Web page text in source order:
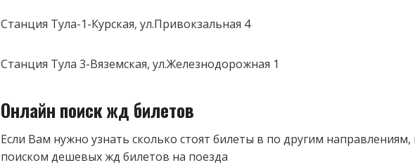
Станция Тула-1-Курская, ул.Привокзальная 4
Станция Тула 3-Вяземская, ул.Железнодорожная 1
Онлайн поиск жд билетов
Если Вам нужно узнать сколько стоят билеты в по другим направлениям,
поиском дешевых жд билетов на поезда